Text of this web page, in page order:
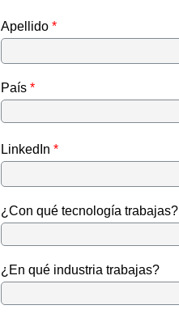
Apellido
País
LinkedIn
¿Con qué tecnología trabajas?
¿En qué industria trabajas?